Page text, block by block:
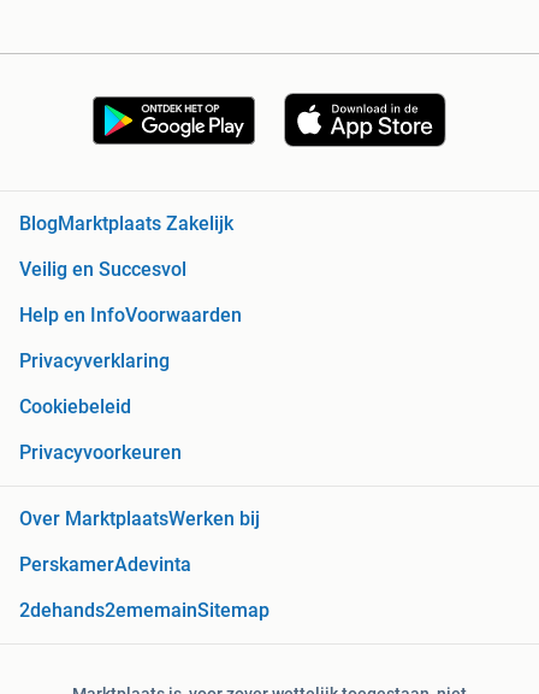
BlogMarktplaats Zakelijk
Veilig en Succesvol
Help en InfoVoorwaarden
Privacyverklaring
Cookiebeleid
Privacyvoorkeuren
Over MarktplaatsWerken bij
PerskamerAdevinta
2dehands2ememainSitemap